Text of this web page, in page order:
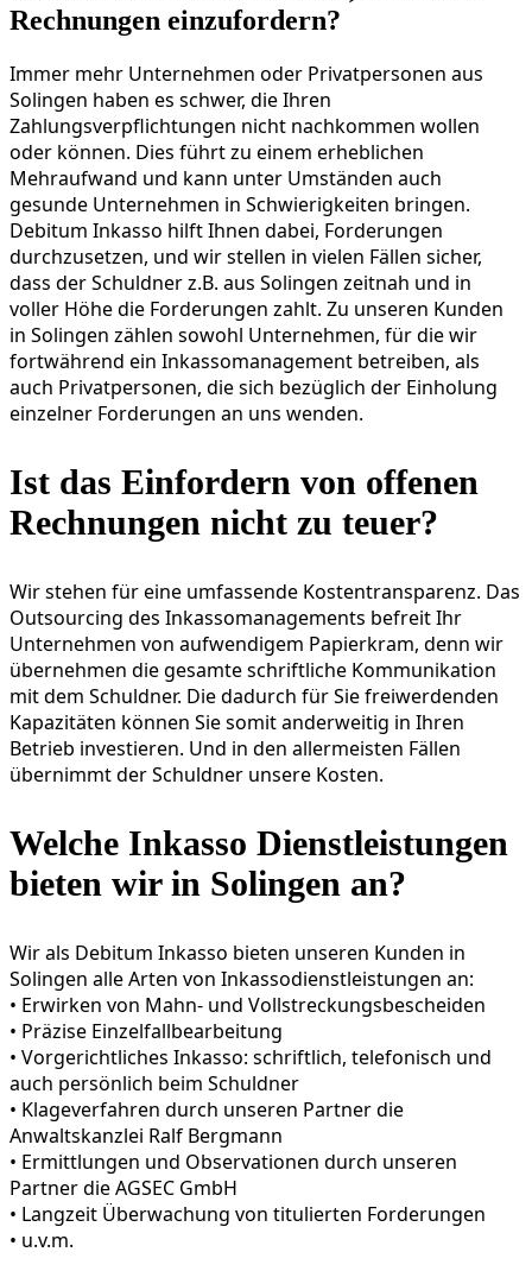
Rechnungen einzufordern?
Immer mehr Unternehmen oder Privatpersonen aus
Solingen haben es schwer, die Ihren
Zahlungsverpflichtungen nicht nachkommen wollen
oder können. Dies führt zu einem erheblichen
Mehraufwand und kann unter Umständen auch
gesunde Unternehmen in Schwierigkeiten bringen.
Debitum Inkasso hilft Ihnen dabei, Forderungen
durchzusetzen, und wir stellen in vielen Fällen sicher,
dass der Schuldner z.B. aus Solingen zeitnah und in
voller Höhe die Forderungen zahlt. Zu unseren Kunden
in Solingen zählen sowohl Unternehmen, für die wir
fortwährend ein Inkassomanagement betreiben, als
auch Privatpersonen, die sich bezüglich der Einholung
einzelner Forderungen an uns wenden.
Ist das Einfordern von offenen
Rechnungen nicht zu teuer?
Wir stehen für eine umfassende Kostentransparenz. Das
Outsourcing des Inkassomanagements befreit Ihr
Unternehmen von aufwendigem Papierkram, denn wir
übernehmen die gesamte schriftliche Kommunikation
mit dem Schuldner. Die dadurch für Sie freiwerdenden
Kapazitäten können Sie somit anderweitig in Ihren
Betrieb investieren. Und in den allermeisten Fällen
übernimmt der Schuldner unsere Kosten.
Welche Inkasso Dienstleistungen
bieten wir in Solingen an?
Wir als Debitum Inkasso bieten unseren Kunden in
Solingen alle Arten von Inkassodienstleistungen an:
• Erwirken von Mahn- und Vollstreckungsbescheiden
• Präzise Einzelfallbearbeitung
• Vorgericht­liches Inkasso: schriftlich, telefonisch und
auch persönlich beim Schuldner
• Klageverfahren durch unseren Partner die
Anwaltskanzlei Ralf Bergmann
• Ermittlungen und Observationen durch unseren
Partner die AGSEC GmbH
• Langzeit Überwachung von titulierten Forderungen
• u.v.m.